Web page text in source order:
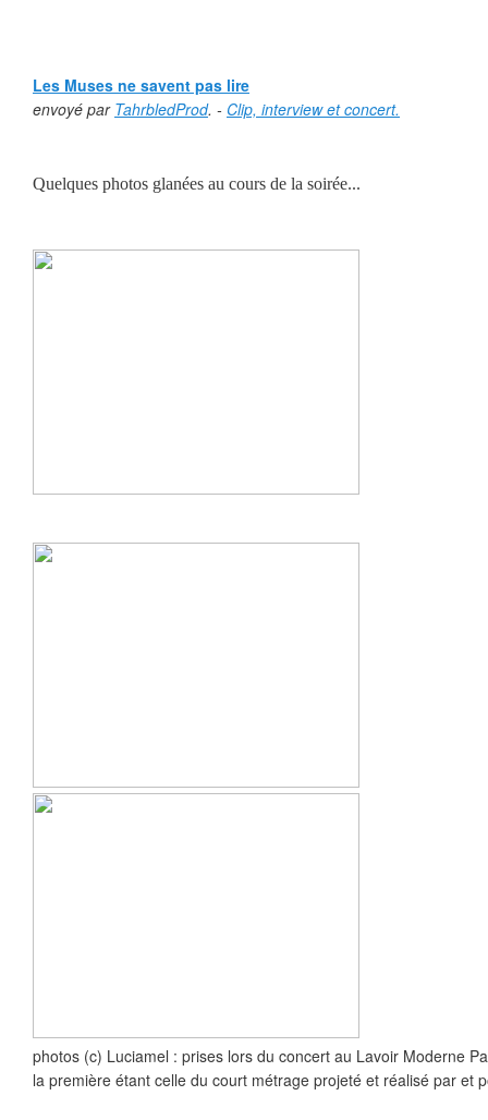
Les Muses ne savent pas lire
envoyé par TahrbledProd. - Clip, interview et concert.
Quelques photos glanées au cours de la soirée...
photos (c) Luciamel : prises lors du concert au Lavoir Moderne
la première étant celle du court métrage projeté et réalisé par et